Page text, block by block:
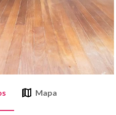
Mapa